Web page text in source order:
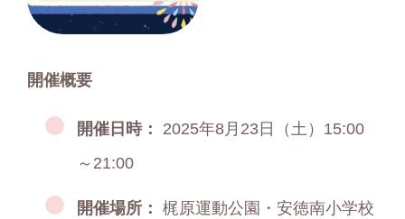
開催概要
開催日時： 2025年8月23日（土）15:00
～21:00
開催場所： 梶原運動公園・安徳南小学校